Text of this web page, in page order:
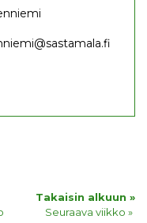
Takaisin alkuun »
Seuraava viikko »